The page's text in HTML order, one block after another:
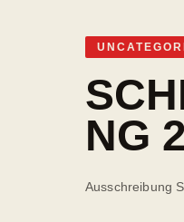
NG
Ausschreibung